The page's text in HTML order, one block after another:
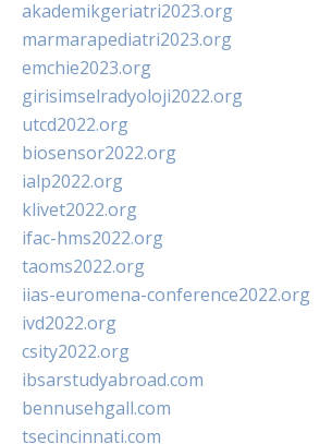
akademikgeriatri2023.org
marmarapediatri2023.org
emchie2023.org
girisimselradyoloji2022.org
utcd2022.org
biosensor2022.org
ialp2022.org
klivet2022.org
ifac-hms2022.org
taoms2022.org
iias-euromena-conference2022.org
ivd2022.org
csity2022.org
ibsarstudyabroad.com
bennusehgall.com
tsecincinnati.com